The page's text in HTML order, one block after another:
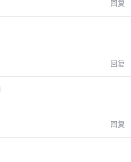
回复
回复
回复